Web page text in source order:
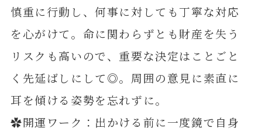
慎重に行動し、何事に対しても丁寧な対応
を心がけて。命に関わらずとも財産を失う
リスクも高いので、重要な決定はことごと
く先延ばしにして◎。周囲の意見に素直に
耳を傾ける姿勢を忘れずに。
✿開運ワーク：出かける前に一度鏡で自身